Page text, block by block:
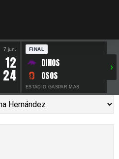
7 jun.
12
24
FINAL
DINOS
OSOS
ESTADIO GASPAR MAS
›